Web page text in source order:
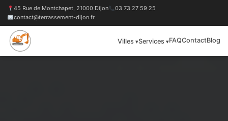
45 Rue de Montchapet, 21000 Dijon
03 73 27 59 25
contact@terrassement-dijon.fr
Villes Services FAQContactBlog